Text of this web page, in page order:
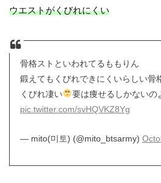
ウエストがくびれにくい
骨格ストといわれてるももりん
鍛えてもくびれできにくいらしい骨
くびれ凄い
要は痩せるしかないの
pic.twitter.com/svHQVKZ8Yg
— mito(미토) (@mito_btsarmy)